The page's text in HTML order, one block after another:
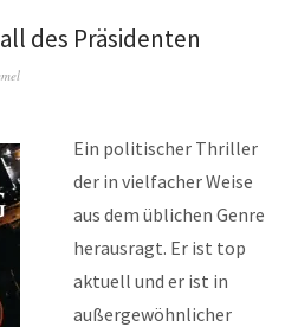
des Präsidenten
Ein politischer Thriller
der in vielfacher Weise
aus dem üblichen Genre
herausragt. Er ist top
aktuell und er ist in
außergewöhnlicher